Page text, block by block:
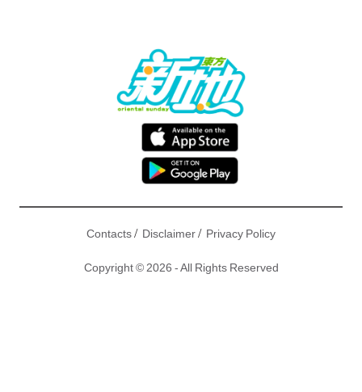
Contacts/ Disclaimer/ Privacy Policy
Copyright © 2026 - All Rights Reserved